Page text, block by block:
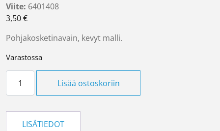
Viite: 6401408
3,50€
Pohjakosketinavain, kevyt malli.
Varastossa
Lisää ostoskoriin
LISÄTIEDOT